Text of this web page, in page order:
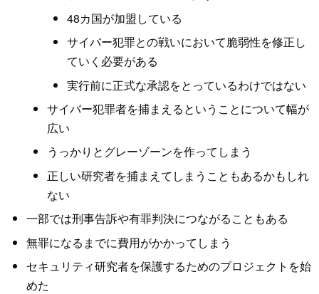
48カ国が加盟している
サイバー犯罪との戦いにおいて脆弱性を修正し
ていく必要がある
実行前に正式な承認をとっているわけではない
サイバー犯罪者を捕まえるということについて幅が
広い
うっかりとグレーゾーンを作ってしまう
正しい研究者を捕まえてしまうこともあるかもしれ
ない
一部では刑事告訴や有罪判決につながることもある
無罪になるまでに費用がかかってしまう
セキュリティ研究者を保護するためのプロジェクトを始
めた